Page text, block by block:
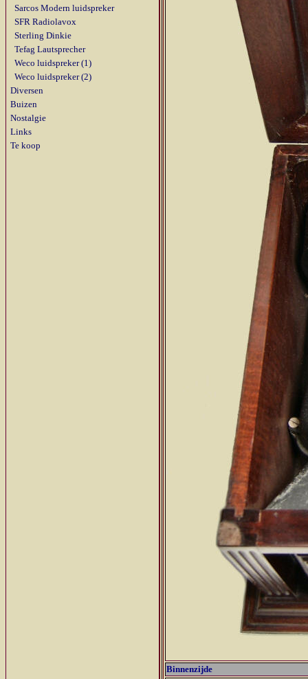
Sarcos Modern luidspreker
SFR Radiolavox
Sterling Dinkie
Tefag Lautsprecher
Weco luidspreker (1)
Weco luidspreker (2)
Diversen
Buizen
Nostalgie
Links
Te koop
Binnenzijde